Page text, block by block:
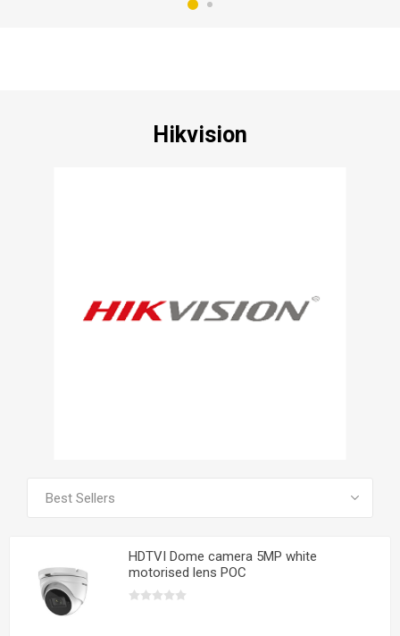
Hikvision
VOIR TOUS LES PRODUITS
HDTVI Dome camera 5MP white
motorised lens POC